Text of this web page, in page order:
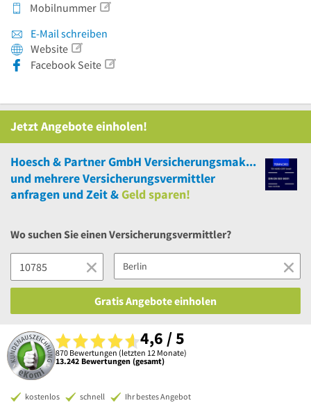
Mobilnummer
E-Mail schreiben
Website
Facebook Seite
Jetzt Angebote einholen!
Hoesch & Partner GmbH Versicherungsmakler Berlin
und mehrereVersicherungsvermittler
anfragen und Zeit &Geld sparen!
Wo suchen Sie einen Versicherungsvermittler?
Gratis Angebote einholen
4,6 / 5
870 Bewertungen (letzten 12 Monate)
13.242 Bewertungen (gesamt)
kostenlos schnell Ihr bestes Angebot